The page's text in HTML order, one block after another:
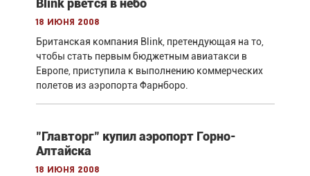
Blink рвется в небо
18 июня 2008
Британская компания Blink, претендующая на то,
чтобы стать первым бюджетным авиатакси в
Европе, приступила к выполнению коммерческих
полетов из аэропорта Фарнборо.
"Главторг" купил аэропорт Горно-
Алтайска
18 июня 2008